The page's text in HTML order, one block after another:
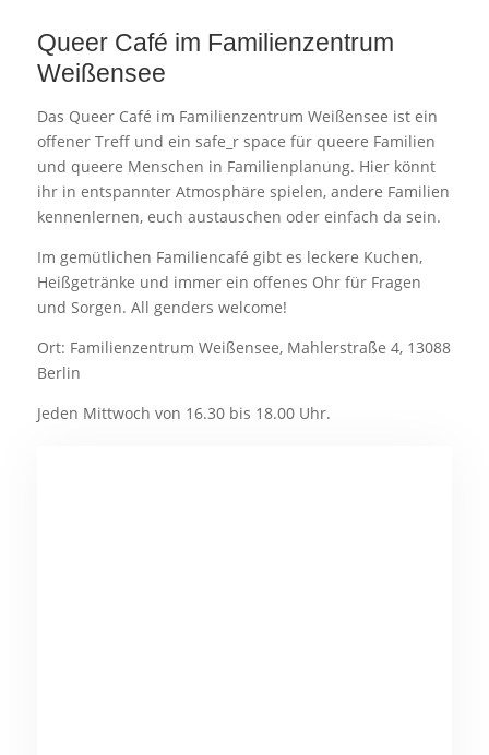
Queer Café im Familienzentrum
Weißensee
Das Queer Café im Familienzentrum Weißensee ist ein
offener Treff und ein safe_r space für queere Familien
und queere Menschen in Familienplanung. Hier könnt
ihr in entspannter Atmosphäre spielen, andere Familien
kennenlernen, euch austauschen oder einfach da sein.
Im gemütlichen Familiencafé gibt es leckere Kuchen,
Heißgetränke und immer ein offenes Ohr für Fragen
und Sorgen. All genders welcome!
Ort: Familienzentrum Weißensee, Mahlerstraße 4, 13088
Berlin
Jeden Mittwoch von 16.30 bis 18.00 Uhr.